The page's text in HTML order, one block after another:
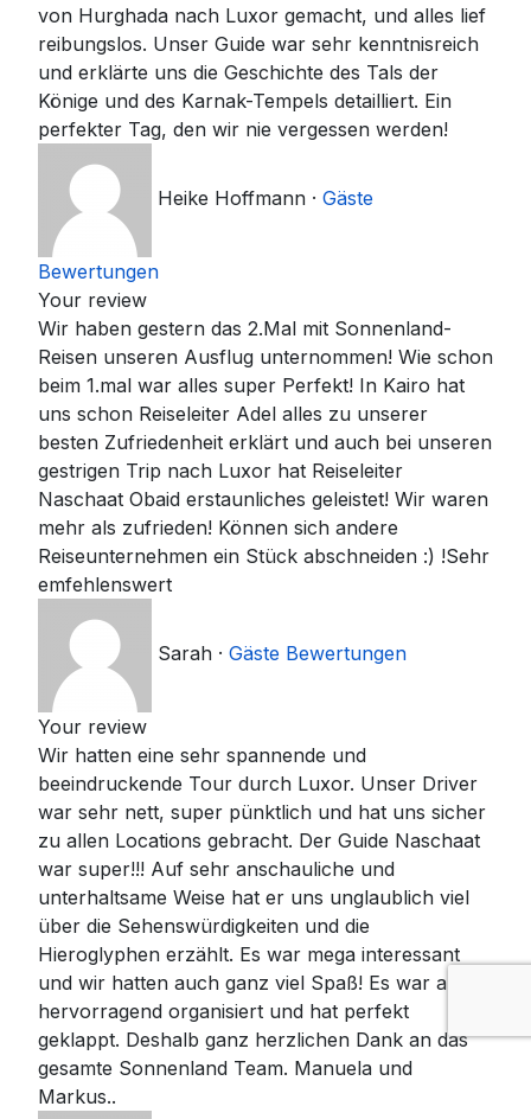
von Hurghada nach Luxor gemacht, und alles lief
reibungslos. Unser Guide war sehr kenntnisreich
und erklärte uns die Geschichte des Tals der
Könige und des Karnak-Tempels detailliert. Ein
perfekter Tag, den wir nie vergessen werden!
Heike Hoffmann · Gäste
Bewertungen
Your review
Wir haben gestern das 2.Mal mit Sonnenland-
Reisen unseren Ausflug unternommen! Wie schon
beim 1.mal war alles super Perfekt! In Kairo hat
uns schon Reiseleiter Adel alles zu unserer
besten Zufriedenheit erklärt und auch bei unseren
gestrigen Trip nach Luxor hat Reiseleiter
Naschaat Obaid erstaunliches geleistet! Wir waren
mehr als zufrieden! Können sich andere
Reiseunternehmen ein Stück abschneiden :) !Sehr
emfehlenswert
Sarah · Gäste Bewertungen
Your review
Wir hatten eine sehr spannende und
beeindruckende Tour durch Luxor. Unser Driver
war sehr nett, super pünktlich und hat uns sicher
zu allen Locations gebracht. Der Guide Naschaat
war super!!! Auf sehr anschauliche und
unterhaltsame Weise hat er uns unglaublich viel
über die Sehenswürdigkeiten und die
Hieroglyphen erzählt. Es war mega interessant
und wir hatten auch ganz viel Spaß! Es war alles
hervorragend organisiert und hat perfekt
geklappt. Deshalb ganz herzlichen Dank an das
gesamte Sonnenland Team. Manuela und
Markus..